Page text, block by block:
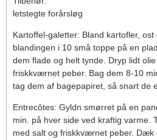
letstegte forårsløg
Kartoffel-galetter: Bland kartofler,
blandingen i 10 små toppe på en
dem flade og helt tynde. Dryp lidt
friskkværnet peber. Bag dem 8-10
tag dem af bagepapiret, så snart de
Entrecôtes: Gyldn smørret på en
min. på hver side ved kraftig varme.
med salt og friskkværnet peber. Dæk